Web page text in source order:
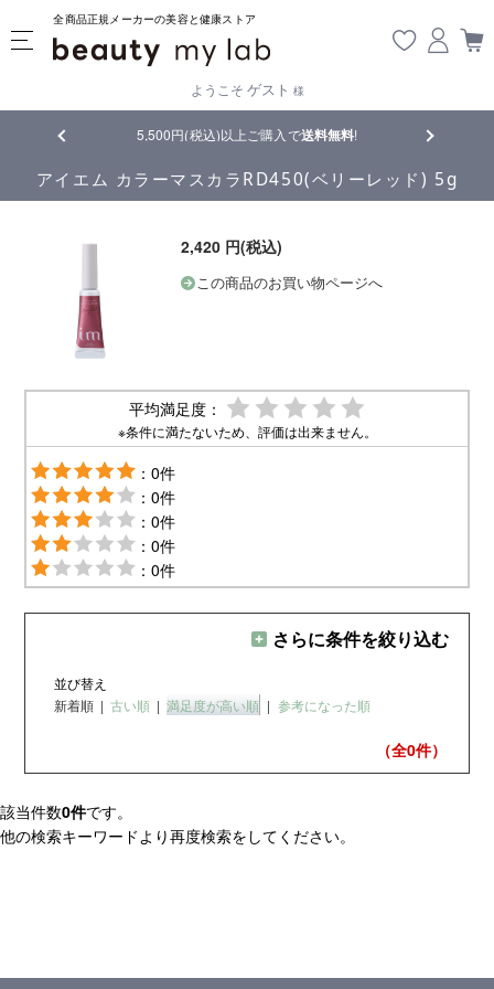
全商品正規メーカーの美容と健康ストア
ようこそ ゲスト 様
5,500円(税込)以上ご購入で送料無料! 【重要】
アイエム カラーマスカラRD450(ベリーレッド) 5g
2,420 円(税込)
この商品のお買い物ページへ
平均満足度：
※条件に満たないため、評価は出来ません。
：0件
：0件
：0件
：0件
：0件
さらに条件を絞り込む
並び替え
新着順 | 古い順 | 満足度が高い順 | 参考になった順
（全0件）
該当件数0件です。
他の検索キーワードより再度検索をしてください。